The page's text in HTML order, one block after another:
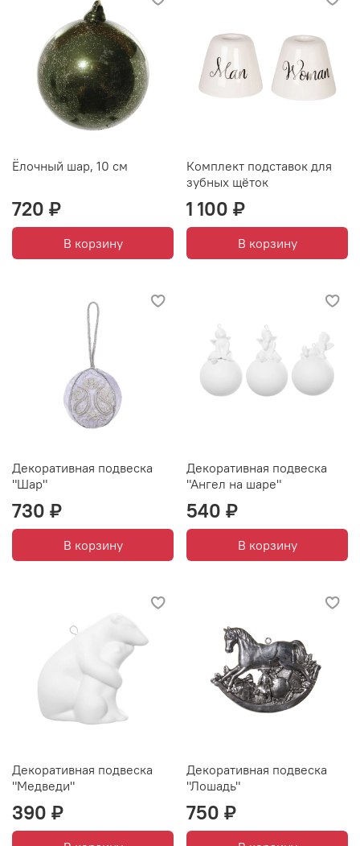
Ёлочный шар, 10 см
720 ₽
В корзину
Комплект подставок для
зубных щёток
1 100 ₽
В корзину
Декоративная подвеска
"Шар"
730 ₽
В корзину
Декоративная подвеска
"Ангел на шаре"
540 ₽
В корзину
Декоративная подвеска
"Медведи"
390 ₽
Декоративная подвеска
"Лошадь"
750 ₽